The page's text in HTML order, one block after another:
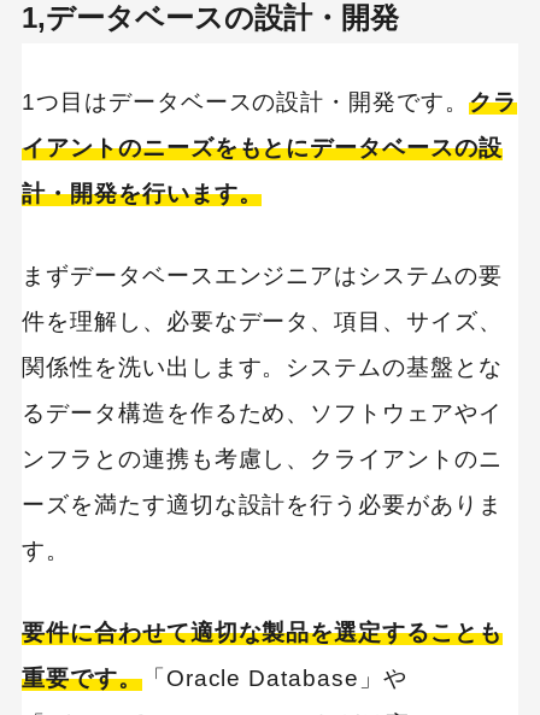
1,データベースの設計・開発
1つ目はデータベースの設計・開発です。クラ
イアントのニーズをもとにデータベースの設
計・開発を行います。
まずデータベースエンジニアはシステムの要
件を理解し、必要なデータ、項目、サイズ、
関係性を洗い出します。システムの基盤とな
るデータ構造を作るため、ソフトウェアやイ
ンフラとの連携も考慮し、クライアントのニ
ーズを満たす適切な設計を行う必要がありま
す。
要件に合わせて適切な製品を選定することも
重要です。「Oracle Database」や